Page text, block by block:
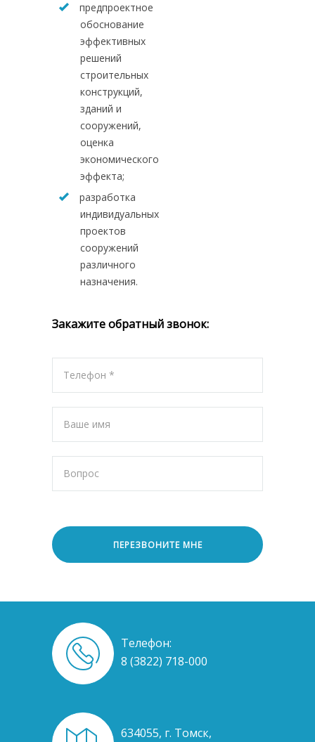
предпроектное
обоснование
эффективных
решений
строительных
конструкций,
зданий и
сооружений,
оценка
экономического
эффекта;
разработка
индивидуальных
проектов
сооружений
различного
назначения.
Закажите обратный звонок:
Телефон:
8 (3822) 718-000
634055, г. Томск,